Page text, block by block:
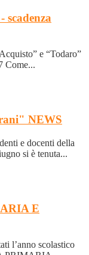
scadenza
e “Todaro”
Come...
NEWS
e docenti della
si è tenuta...
E
l’anno scolastico